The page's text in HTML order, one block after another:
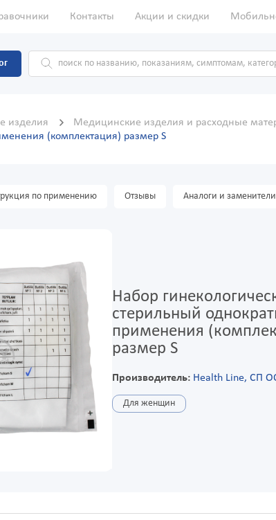
Контакты Акции и скидки
изделия Медицинские изделия и расходные
(комплектация) размер S
по применению Отзывы Аналоги и заменители
Набор
стерильный
применения
размер S
Производитель: Health Line, СП
Для женщин